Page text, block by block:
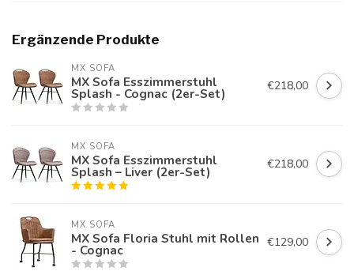
Ergänzende Produkte
MX SOFA
MX Sofa Esszimmerstuhl
Splash - Cognac (2er-Set) €218,00
MX SOFA
MX Sofa Esszimmerstuhl
Splash – Liver (2er-Set) €218,00
MX SOFA
MX Sofa Floria Stuhl mit Rollen
- Cognac €129,00